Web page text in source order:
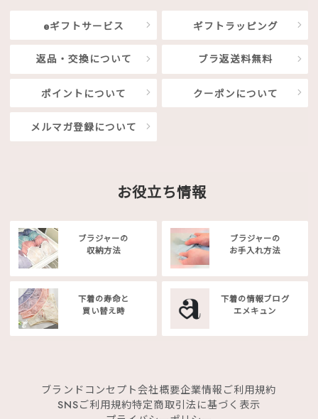
eギフトサービス ギフトラッピング
返品・交換について ブラ返送料無料
ポイントについて クーポンについて
メルマガ登録について
お役立ち情報
ブラジャーの
収納方法
ブラジャーの
お手入れ方法
下着の寿命と
買い替え時
下着の情報ブログ
エメキュン
ブランドコンセプト会社概要企業情報 ご利用規約
SNSご利用規約特定商取引法に基づく表示